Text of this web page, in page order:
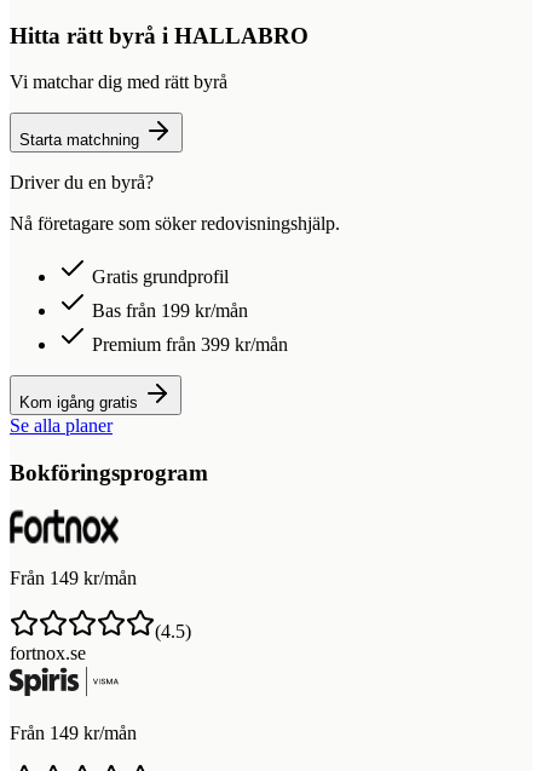
Hitta rätt byrå i HALLABRO
Vi matchar dig med rätt byrå
Starta matchning
Driver du en byrå?
Nå företagare som söker redovisningshjälp.
Gratis grundprofil
Bas från 199 kr/mån
Premium från 399 kr/mån
Kom igång gratis
Se alla planer
Bokföringsprogram
Från 149 kr/mån
(4.5)
fortnox.se
Från 149 kr/mån